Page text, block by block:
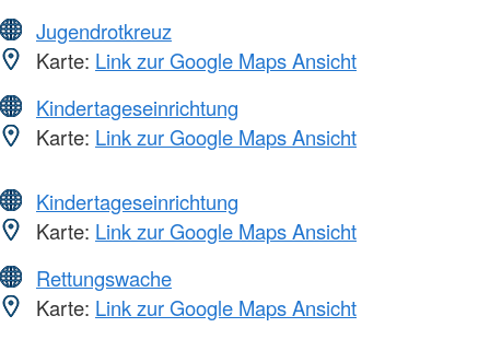
Jugendrotkreuz
Karte: Link zur Google Maps Ansicht
Kindertageseinrichtung
Karte: Link zur Google Maps Ansicht
Kindertageseinrichtung
Karte: Link zur Google Maps Ansicht
Rettungswache
Karte: Link zur Google Maps Ansicht